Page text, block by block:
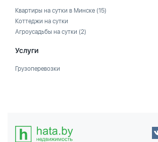
Квартиры на сутки в Минске (15)
Коттеджи на сутки
Агроусадьбы на сутки (2)
Услуги
Грузоперевозки